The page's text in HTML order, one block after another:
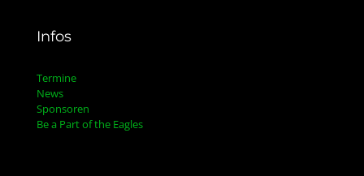
Infos
Termine
News
Sponsoren
Be a Part of the Eagles